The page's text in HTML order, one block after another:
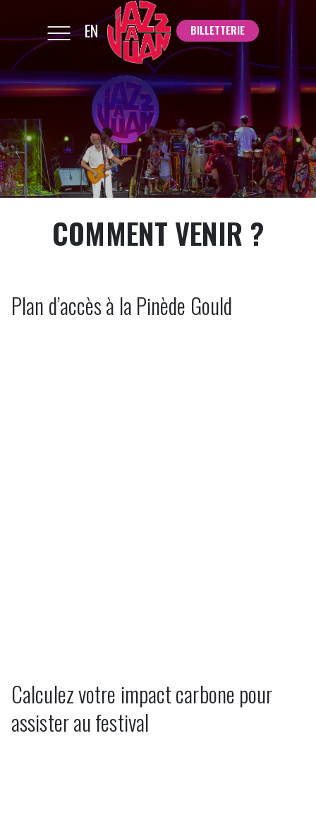
EN BILLETTERIE
COMMENT VENIR ?
Plan d’accès à la Pinède Gould
Calculez votre impact carbone pour
assister au festival
BILLETTERIE
Suivez-nous